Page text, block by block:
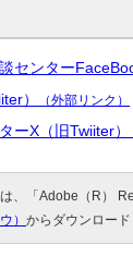
センター
） （外部リンク）
ーX（旧Twiiter）
、「Adobe（R）
） からダウンロード